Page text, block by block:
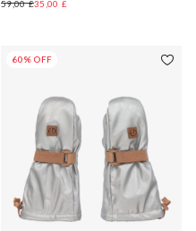
59,00 £35,00 £
60% OFF